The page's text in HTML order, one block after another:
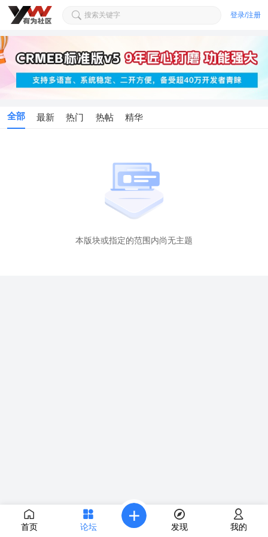
搜索关键字 登录/注册
全部 最新 热门 热帖 精华
本版块或指定的范围内尚无主题
首页 论坛 发现 我的